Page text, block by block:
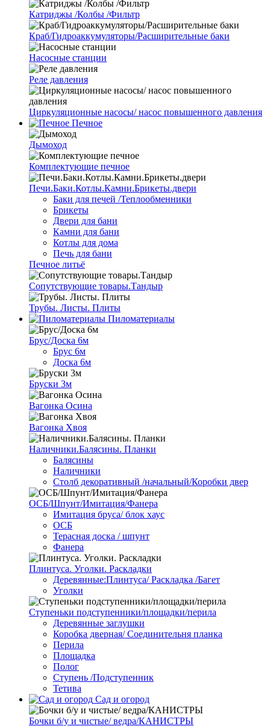
Катриджы /Колбы /Фильтр
Краб/Гидроаккумуляторы/Расширительные баки
Насосные станции
Реле давления
Циркуляционные насосы/ насос повышенного давления
Печное
Дымоход
Комплектующие печное
Печи.Баки.Котлы.Камни.Брикеты.двери
Баки для печей /Теплообменники
Брикеты
Двери для бани
Камни для бани
Котлы для дома
Печь для бани
Печное литьё
Сопутствующие товары.Тандыр
Трубы. Листы. Плиты
Пиломатериалы
Брус/Доска 6м
Брус 6м
Доска 6м
Бруски 3м
Вагонка Осина
Вагонка Хвоя
Наличники.Балясины. Планки
Балясины
Наличники
Столб декоративный /начальный/Коробки двер
ОСБ/Шпунт/Имитация/Фанера
Имитация бруса/ блок хаус
ОСБ
Терасная доска / шпунт
Фанера
Плинтуса. Уголки. Раскладки
Деревянные:Плинтуса/ Раскладка /Багет
Уголки
Ступеньки подступенники/площадки/перила
Деревянные заглушки
Коробка дверная/ Соединительня планка
Перила
Площадка
Полог
Ступень /Подступенник
Тетива
Сад и огород
Бочки б/у и чистые/ ведра/КАНИСТРЫ